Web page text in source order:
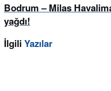
Bodrum – Milas
yağdı!
İlgili Yazılar